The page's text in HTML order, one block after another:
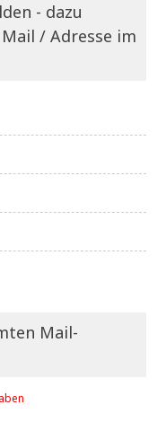
- dazu
/ Adresse im
Mail-